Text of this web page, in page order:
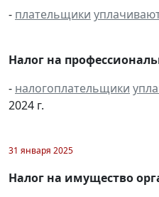
- плательщики
Налог на
- налогоплательщики
2024 г.
31 января 2025
Налог на имущество